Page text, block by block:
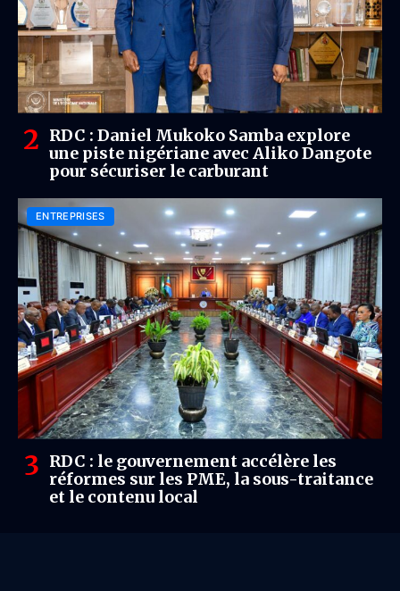
RDC : Daniel Mukoko Samba explore
une piste nigériane avec Aliko Dangote
pour sécuriser le carburant
ENTREPRISES
RDC : le gouvernement accélère les
réformes sur les PME, la sous-traitance
et le contenu local